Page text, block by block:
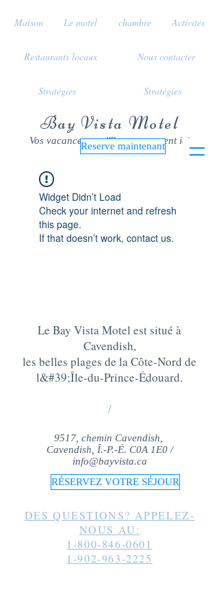
Bay Vista Motel
Vos vacances sur l'île commencent ici
Reserve maintenant
Maison Le motel chambre Activités
Restaurants locaux Nous contacter
Stratégies Stratégies
Widget Didn’t Load
Check your internet and refresh
this page.
If that doesn’t work, contact us.
Le Bay Vista Motel est situé à
Cavendish,
les belles plages de la Côte-Nord de
l&#39;Île-du-Prince-Édouard.
/
9517, chemin Cavendish,
Cavendish, Î.-P.-É. C0A 1E0 /
info@bayvista.ca
RÉSERVEZ VOTRE SÉJOUR
DES QUESTIONS? APPELEZ-
NOUS AU:
1-800-846-0601
1-902-963-2225